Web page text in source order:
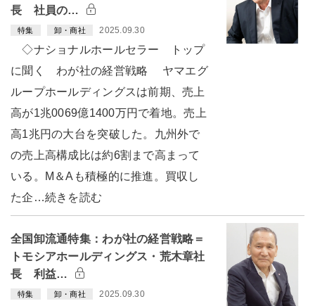
長 社員の…
特集 卸・商社 2025.09.30
◇ナショナルホールセラー トップ
に聞く わが社の経営戦略 ヤマエグ
ループホールディングスは前期、売上
高が1兆0069億1400万円で着地。売上
高1兆円の大台を突破した。九州外で
の売上高構成比は約6割まで高まって
いる。M＆Aも積極的に推進。買収し
た企…続きを読む
全国卸流通特集：わが社の経営戦略＝
トモシアホールディングス・荒木章社
長 利益…
特集 卸・商社 2025.09.30